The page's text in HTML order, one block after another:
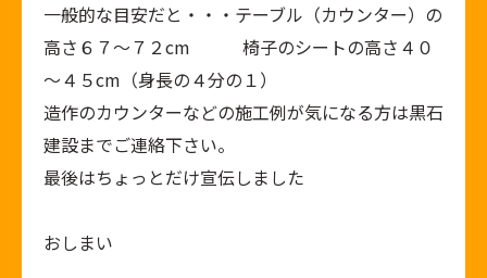
一般的な目安だと・・・テーブル（カウンター）の
高さ６７～７２cm 椅子のシートの高さ４０
～４５cm（身長の４分の１）
造作のカウンターなどの施工例が気になる方は黒石
建設までご連絡下さい。
最後はちょっとだけ宣伝しました
おしまい